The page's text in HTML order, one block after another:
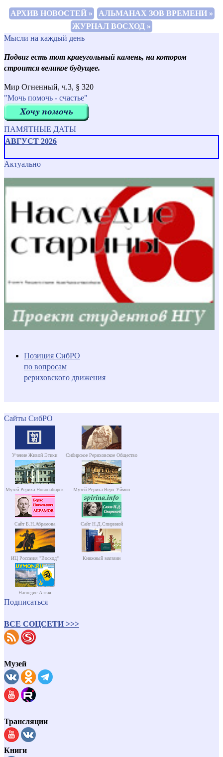
АРХИВ НОВОСТЕЙ »
АЛЬМАНАХ ЗОВ ВРЕМЕНИ »
ЖУРНАЛ ВОСХОД »
Мысли на каждый день
Подвиг есть тот краеугольный камень, на котором
строится великое будущее.
Мир Огненный, ч.3, § 320
"Мочь помочь - счастье"
ПАМЯТНЫЕ ДАТЫ
АВГУСТ 2026
Актуально
Позиция СибРО
по вопросам
рериховского движения
Сайты СибРО
Учение Живой Этики Сибирское Рериховское Общество
Музей Рериха Новосибирск Музей Рериха Верх-Уймон
Сайт Б.Н.Абрамова Сайт Н.Д.Спириной
ИЦ Россазия "Восход" Книжный магазин
Наследие Алтая
Подписаться
ВСЕ СОЦСЕТИ >>>
Музей
Трансляции
Книги